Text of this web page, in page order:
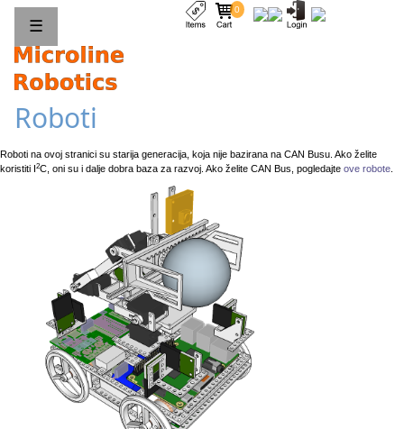
☰
0
Roboti
Roboti na ovoj stranici su starija generacija, koja nije bazirana na CAN Busu. Ako želite
koristiti I
2C, oni su i dalje dobra baza za razvoj. Ako želite CAN Bus, pogledajte ove robote